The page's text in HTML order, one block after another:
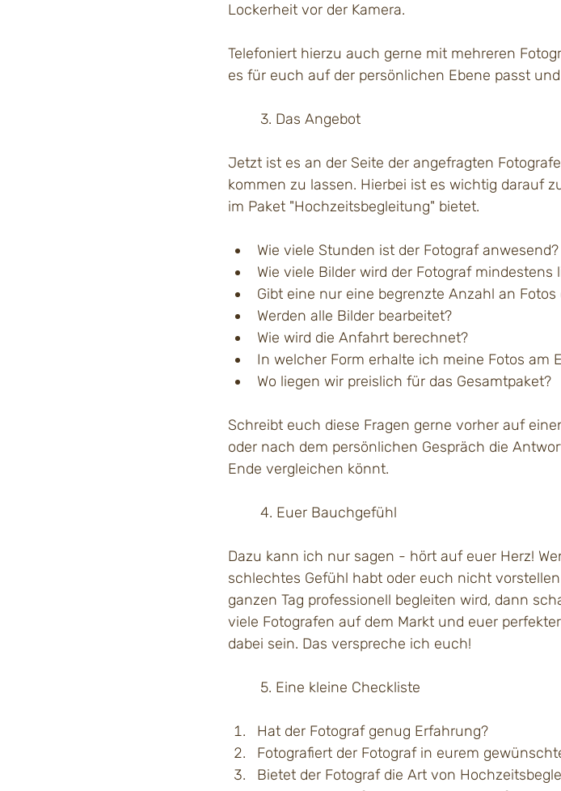
Lockerheit vor der Kamera.
Telefoniert hierzu auch gerne mit mehreren
es für euch auf der persönlichen Ebene passt
	3. Das Angebot
Jetzt ist es an der Seite der angefragten
kommen zu lassen. Hierbei ist es wichtig darauf
im Paket "Hochzeitsbegleitung" bietet.
Wie viele Stunden ist der Fotograf anwesend?
Wie viele Bilder wird der Fotograf mindestens
Gibt eine nur eine begrenzte Anzahl an Fotos
Werden alle Bilder bearbeitet?
Wie wird die Anfahrt berechnet?
In welcher Form erhalte ich meine Fotos am
Wo liegen wir preislich für das Gesamtpaket?
Schreibt euch diese Fragen gerne vorher auf
oder nach dem persönlichen Gespräch die
Ende vergleichen könnt.
	4. Euer Bauchgefühl
Dazu kann ich nur sagen - hört auf euer Herz!
schlechtes Gefühl habt oder euch nicht
ganzen Tag professionell begleiten wird, dann
viele Fotografen auf dem Markt und euer
dabei sein. Das verspreche ich euch!
Hat der Fotograf genug Erfahrung?
Fotografiert der Fotograf in eurem
Bietet der Fotograf die Art von